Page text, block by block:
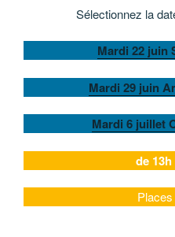
Sélectionnez la
Mardi 22 juin
Mardi 29 juin
Mardi 6 juillet
de 13h